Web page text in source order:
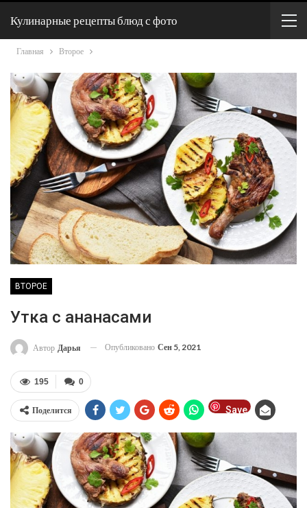
Кулинарные рецепты блюд с фото
Главная Второе
ВТОРОЕ
Утка с ананасами
Автор Дарья Опубликовано Сен 5, 2021
0
195
Поделится Save